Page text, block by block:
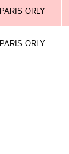
PARIS ORLY
PARIS ORLY